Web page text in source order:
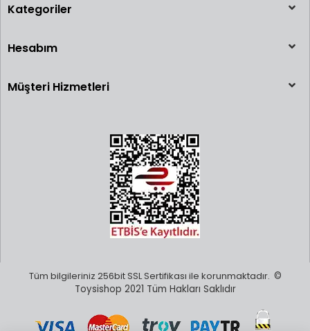
Kategoriler
Hesabım
Müşteri Hizmetleri
Tüm bilgileriniz 256bit SSL Sertifikası ile korunmaktadır. ©
Toysishop 2021 Tüm Hakları Saklıdır